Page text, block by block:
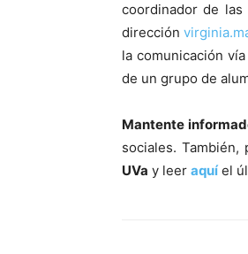
coordinador de
dirección
la comunicación
de un grupo de
Mantente
sociales.
UVa y leer aquíel